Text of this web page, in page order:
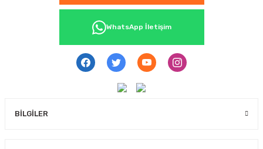
WhatsApp İletişim
BİLGİLER